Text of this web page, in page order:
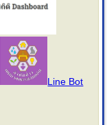
Line Bot